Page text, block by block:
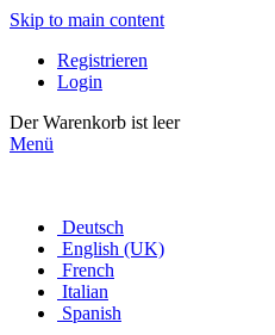
Skip to main content
Registrieren
Login
Der Warenkorb ist leer
Menü
Deutsch
English (UK)
French
Italian
Spanish